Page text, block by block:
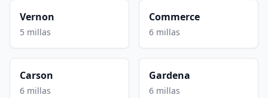
Vernon
5 millas
Commerce
6 millas
Carson
6 millas
Gardena
6 millas